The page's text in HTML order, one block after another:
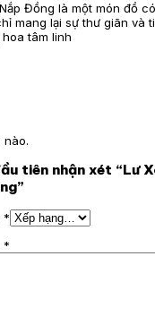
Đồng là một món đồ
mang lại sự thư giãn và
tâm linh
nào.
tiên nhận xét “Lư
*
*